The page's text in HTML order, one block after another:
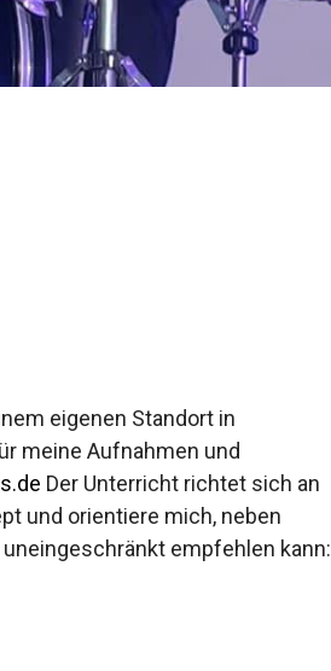
eigenen Standort in
meine Aufnahmen und
Der Unterricht richtet sich an
und orientiere mich, neben
empfehlen kann: